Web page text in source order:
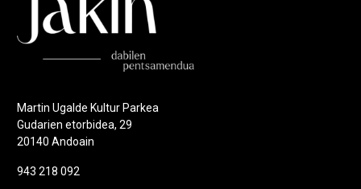
Martin Ugalde Kultur Parkea
Gudarien etorbidea, 29
20140 Andoain
943 218 092